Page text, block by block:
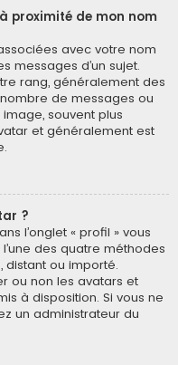
proximité de mon nom
avec votre nom
messages d’un sujet.
rang, généralement des
de messages ou
souvent plus
et généralement est
?
l’onglet « profil » vous
des quatre méthodes
distant ou importé.
ou non les avatars et
à disposition. Si vous ne
un administrateur du